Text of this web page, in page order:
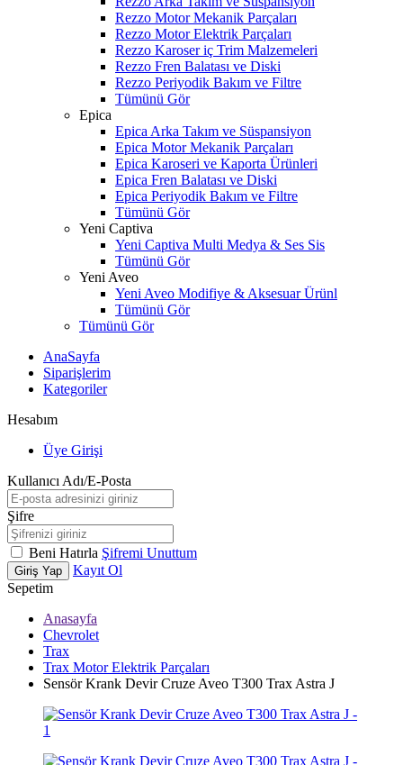
Rezzo Motor Mekanik Parçaları
Rezzo Motor Elektrik Parçaları
Rezzo Karoser iç Trim Malzemeleri
Rezzo Fren Balatası ve Diski
Rezzo Periyodik Bakım ve Filtre
Tümünü Gör
Epica
Epica Arka Takım ve Süspansiyon
Epica Motor Mekanik Parçaları
Epica Karoseri ve Kaporta Ürünleri
Epica Fren Balatası ve Diski
Epica Periyodik Bakım ve Filtre
Tümünü Gör
Yeni Captiva
Yeni Captiva Multi Medya & Ses Sis
Tümünü Gör
Yeni Aveo
Yeni Aveo Modifiye & Aksesuar Ürünl
Tümünü Gör
Tümünü Gör
AnaSayfa
Siparişlerim
Kategoriler
Hesabım
Üye Girişi
Kullanıcı Adı/E-Posta
Şifre
Beni Hatırla Şifremi Unuttum
Giriş Yap
Kayıt Ol
Sepetim
Anasayfa
Chevrolet
Trax
Trax Motor Elektrik Parçaları
Sensör Krank Devir Cruze Aveo T300 Trax Astra J